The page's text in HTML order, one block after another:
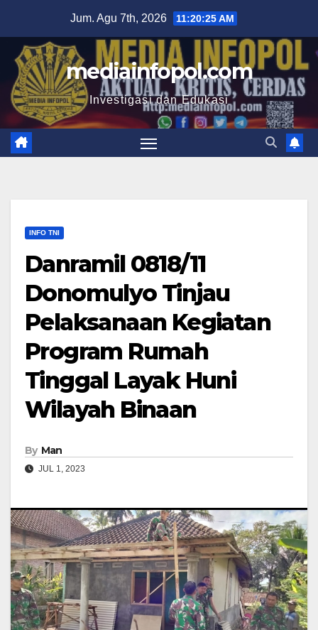
content
Jum. Agu 7th, 2026 11:20:26 AM
mediainfopol.com
Investigasi dan Edukasi
INFO TNI
Danramil 0818/11
Donomulyo Tinjau
Pelaksanaan Kegiatan
Program Rumah
Tinggal Layak Huni
Wilayah Binaan
By Man
JUL 1, 2023